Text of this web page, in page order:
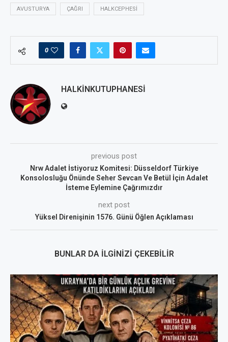
AVUSTURYA ÇAĞRI HALKCEPHESI
0
HALKINKUTUPHANESI
previous post
Nrw Adalet İstiyoruz Komitesi: Düsseldorf Türkiye
Konsolosluğu Önünde Seher Sevcan Ve Betül İçin Adalet
İsteme Eylemine Çağrımızdır
next post
Yüksel Direnişinin 1576. Günü Öğlen Açıklaması
BUNLAR DA İLGINIZI ÇEKEBILIR